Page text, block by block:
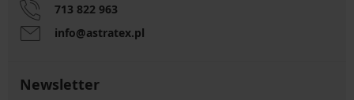
713 822 963
info@astratex.pl
Newsletter